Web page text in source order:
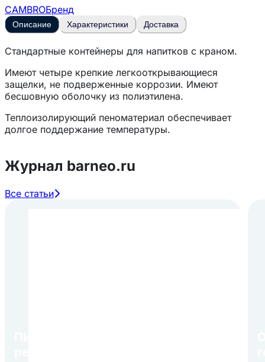
CAMBROБренд
Описание Характеристики Доставка
Стандартные контейнеры для напитков с краном.
Имеют четыре крепкие легкооткрывающиеся
защелки, не подверженные коррозии. Имеют
бесшовную оболочку из полиэтилена.
Теплоизолирующий пеноматериал обеспечивает
долгое поддержание температуры.
Журнал barneo.ru
Все статьи